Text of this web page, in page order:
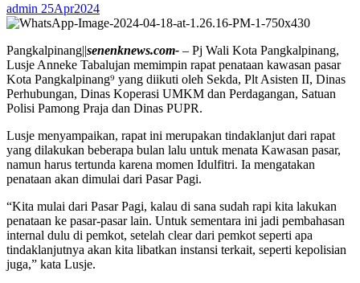
admin 25Apr2024
Pangkalpinang||senenknews.com- – Pj Wali Kota Pangkalpinang,
Lusje Anneke Tabalujan memimpin rapat penataan kawasan pasar
Kota Pangkalpinang⁹ yang diikuti oleh Sekda, Plt Asisten II, Dinas
Perhubungan, Dinas Koperasi UMKM dan Perdagangan, Satuan
Polisi Pamong Praja dan Dinas PUPR.
Lusje menyampaikan, rapat ini merupakan tindaklanjut dari rapat
yang dilakukan beberapa bulan lalu untuk menata Kawasan pasar,
namun harus tertunda karena momen Idulfitri. Ia mengatakan
penataan akan dimulai dari Pasar Pagi.
“Kita mulai dari Pasar Pagi, kalau di sana sudah rapi kita lakukan
penataan ke pasar-pasar lain. Untuk sementara ini jadi pembahasan
internal dulu di pemkot, setelah clear dari pemkot seperti apa
tindaklanjutnya akan kita libatkan instansi terkait, seperti kepolisian
juga,” kata Lusje.